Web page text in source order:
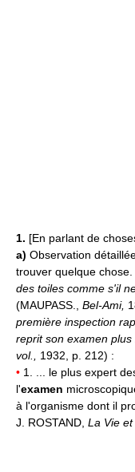
1. [En parlant de
a) Observation
trouver quelque chose.
des toiles comme s'il
(MAUPASS., Bel-Ami,
première inspection
reprit son examen plus
vol., 1932, p. 212) :
• 1. ... le plus expert
l'examen
à l'organisme dont il
J. ROSTAND, La Vie et